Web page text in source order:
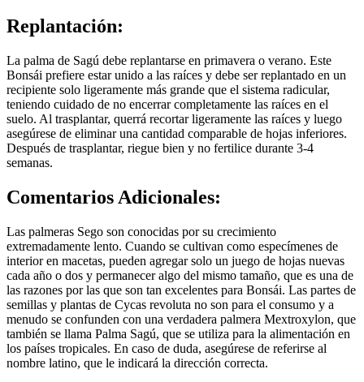
Replantación:
La palma de Sagú debe replantarse en primavera o verano. Este
Bonsái prefiere estar unido a las raíces y debe ser replantado en un
recipiente solo ligeramente más grande que el sistema radicular,
teniendo cuidado de no encerrar completamente las raíces en el
suelo. Al trasplantar, querrá recortar ligeramente las raíces y luego
asegúrese de eliminar una cantidad comparable de hojas inferiores.
Después de trasplantar, riegue bien y no fertilice durante 3-4
semanas.
Comentarios Adicionales:
Las palmeras Sego son conocidas por su crecimiento
extremadamente lento. Cuando se cultivan como especímenes de
interior en macetas, pueden agregar solo un juego de hojas nuevas
cada año o dos y permanecer algo del mismo tamaño, que es una de
las razones por las que son tan excelentes para Bonsái. Las partes de
semillas y plantas de Cycas revoluta no son para el consumo y a
menudo se confunden con una verdadera palmera Mextroxylon, que
también se llama Palma Sagú, que se utiliza para la alimentación en
los países tropicales. En caso de duda, asegúrese de referirse al
nombre latino, que le indicará la dirección correcta.